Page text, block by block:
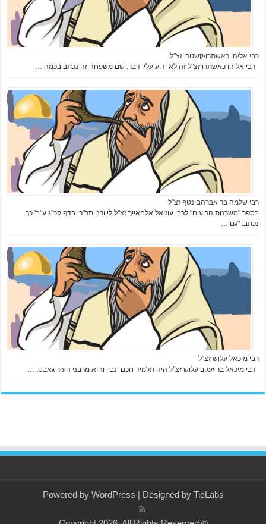
רבי אליהו כאשתרו/קשטרו זצ"ל
רבי אליהו כאשתרו זצ"ל זה לא ידוע עליו דבר. שם משפחה זה נכתב בכמה …
רבי שלמה בר אברהם נטף זצ"ל
בספר "משכנות הרועים" לרבי עוזיאל אלחאייך זצ"ל ליוורנו תר"כ. בדף קכ"ג ע"ב' כך
נכתב: "גם …
רבי מיכאל עלוש זצ"ל
רבי מיכאל בר יעקב עלוש זצ"ל היה תלמיד חכם ונבון והוא מרבני העיר גאבס, …
Powered by WordPress | Designed by TieLabs